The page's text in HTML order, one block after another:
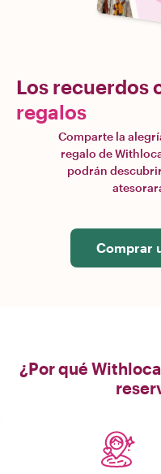
Los recuerdos
regalos
Comparte la
regalo de
podrán
Comprar
¿Por qué